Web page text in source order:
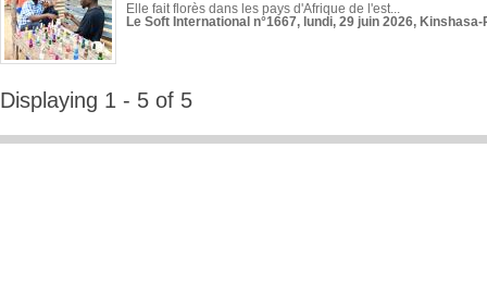
Elle fait florès dans les pays d'Afrique de l'est...
Le Soft International n°1667, lundi, 29 juin 2026,
Displaying 1 - 5 of 5